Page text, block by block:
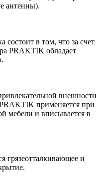
антенны).
в том, что за счет
PRAKTIK обладает
внешности
применяется при
мебели и вписывается в
грязеотталкивающее и